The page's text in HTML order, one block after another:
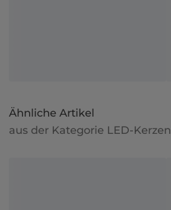
Ähnliche Artikel
aus der Kategorie LED-Kerzen